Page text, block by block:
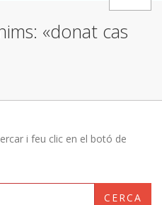
«donat cas
i feu clic en el botó de
CERCA